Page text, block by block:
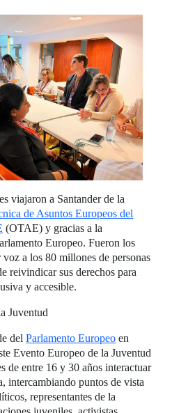
viajaron a Santander de la
de Asuntos Europeos del
(OTAE) y gracias a la
Europeo. Fueron los
voz a los 80 millones de personas
reivindicar sus derechos para
y accesible.
Juventud
delParlamento Europeo en
Evento Europeo de la Juventud
de entre 16 y 30 años interactuar
intercambiando puntos de vista
representantes de la